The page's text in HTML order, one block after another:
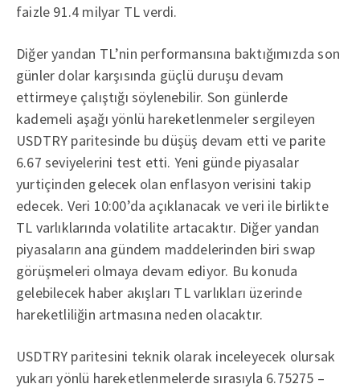
faizle 91.4 milyar TL verdi.
Diğer yandan TL’nin performansına baktığımızda son
günler dolar karşısında güçlü duruşu devam
ettirmeye çalıştığı söylenebilir. Son günlerde
kademeli aşağı yönlü hareketlenmeler sergileyen
USDTRY paritesinde bu düşüş devam etti ve parite
6.67 seviyelerini test etti. Yeni günde piyasalar
yurtiçinden gelecek olan enflasyon verisini takip
edecek. Veri 10:00’da açıklanacak ve veri ile birlikte
TL varlıklarında volatilite artacaktır. Diğer yandan
piyasaların ana gündem maddelerinden biri swap
görüşmeleri olmaya devam ediyor. Bu konuda
gelebilecek haber akışları TL varlıkları üzerinde
hareketliliğin artmasına neden olacaktır.
USDTRY paritesini teknik olarak inceleyecek olursak
yukarı yönlü hareketlenmelerde sırasıyla 6.75275 –